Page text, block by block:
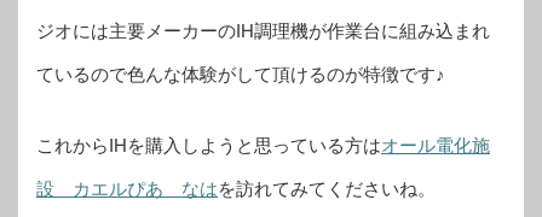
ジオには主要メーカーのIH調理機が作業台に組み込まれ
ているので色んな体験がして頂けるのが特徴です♪
これからIHを購入しようと思っている方はオール電化施
設 カエルぴあ なはを訪れてみてくださいね。